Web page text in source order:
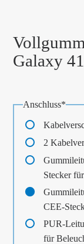
Galaxy
Pflichtfeld
Anschluss*
2
Stecker
CEE-
PUR-
für